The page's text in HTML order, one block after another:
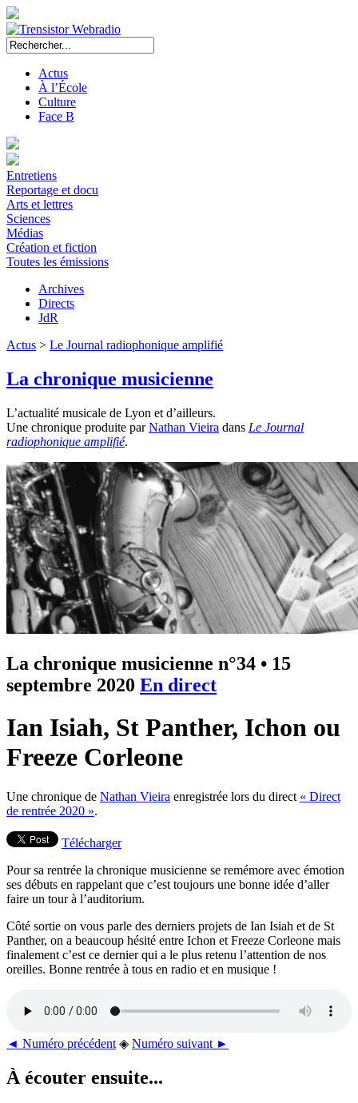
Actus
À l’École
Culture
Face B
Entretiens
Reportage et docu
Arts et lettres
Sciences
Médias
Création et fiction
Toutes les émissions
Archives
Directs
JdR
Actus > Le Journal radiophonique amplifié
La chronique musicienne
L’actualité musicale de Lyon et d’ailleurs.
Une chronique produite parNathan Vieira dans Le Journal
radiophonique amplifié.
La chronique musicienne n°34 • 15
septembre 2020 En direct
Ian Isiah, St Panther, Ichon ou
Freeze Corleone
Une chronique de Nathan Vieira enregistrée lors du direct « Direct
de rentrée 2020 ».
Télécharger
Pour sa rentrée la chronique musicienne se remémore avec émotion
ses débuts en rappelant que c’est toujours une bonne idée d’aller
faire un tour à l’auditorium.
Côté sortie on vous parle des derniers projets de Ian Isiah et de St
Panther, on a beaucoup hésité entre Ichon et Freeze Corleone mais
finalement c’est ce dernier qui a le plus retenu l’attention de nos
oreilles. Bonne rentrée à tous en radio et en musique !
◄ Numéro précédent ◈ Numéro suivant ►
À écouter ensuite...